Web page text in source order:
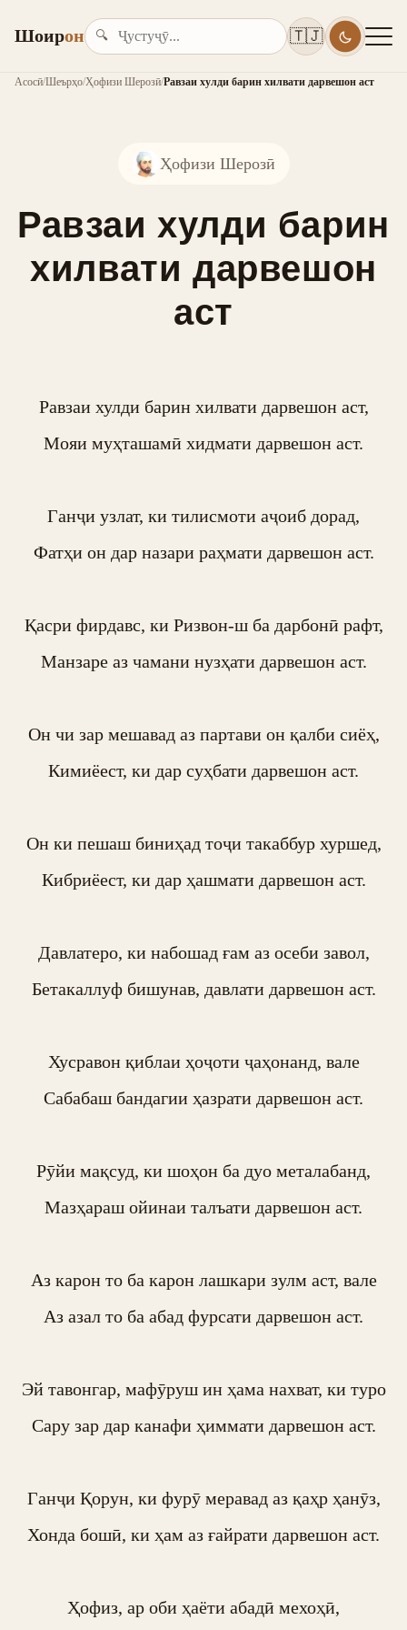
Шоирон 🔍 🇹🇯
Асосӣ/Шеърҳо/Ҳофизи Шерозӣ/Равзаи хулди барин хилвати дарвешон аст
Ҳофизи Шерозӣ
Равзаи хулди барин
хилвати дарвешон
аст
Равзаи хулди барин хилвати дарвешон аст,
Мояи муҳташамӣ хидмати дарвешон аст.
Ганҷи узлат, ки тилисмоти аҷоиб дорад,
Фатҳи он дар назари раҳмати дарвешон аст.
Қасри фирдавс, ки Ризвон-ш ба дарбонӣ рафт,
Манзаре аз чамани нузҳати дарвешон аст.
Он чи зар мешавад аз партави он қалби сиёҳ,
Кимиёест, ки дар суҳбати дарвешон аст.
Он ки пешаш биниҳад тоҷи такаббур хуршед,
Кибриёест, ки дар ҳашмати дарвешон аст.
Давлатеро, ки набошад ғам аз осеби завол,
Бетакаллуф бишунав, давлати дарвешон аст.
Хусравон қиблаи ҳоҷоти ҷаҳонанд, вале
Сабабаш бандагии ҳазрати дарвешон аст.
Рӯйи мақсуд, ки шоҳон ба дуо металабанд,
Мазҳараш ойинаи талъати дарвешон аст.
Аз карон то ба карон лашкари зулм аст, вале
Аз азал то ба абад фурсати дарвешон аст.
Эй тавонгар, мафӯруш ин ҳама нахват, ки туро
Сару зар дар канафи ҳиммати дарвешон аст.
Ганҷи Қорун, ки фурӯ меравад аз қаҳр ҳанӯз,
Хонда бошӣ, ки ҳам аз ғайрати дарвешон аст.
Ҳофиз, ар оби ҳаёти абадӣ мехоҳӣ,